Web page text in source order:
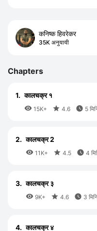
कनिष्क हिवरेकर
35K अनुयायी
Chapters
1. कालचक्र १
 15K+  4.6  5
2. कालचक्र 2
 11K+  4.5  4
3. कालचक्र ३
 9K+  4.6  3
4. कालचक्र ४